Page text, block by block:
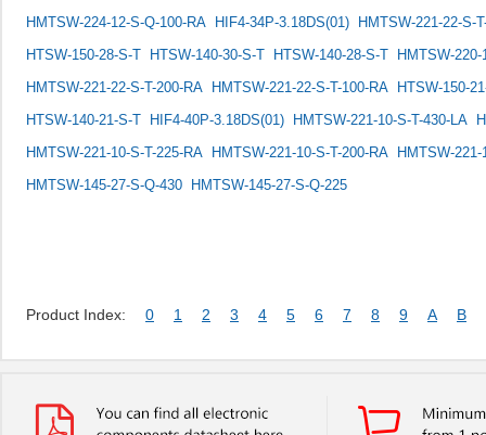
HMTSW-224-12-S-Q-100-RA
HIF4-34P-3.18DS(01)
HMTSW-221-22-S-
HTSW-150-28-S-T
HTSW-140-30-S-T HTSW-140-28-S-T
HMTSW-220-
HMTSW-221-22-S-T-200-RA
HMTSW-221-22-S-T-100-RA
HTSW-150-
HTSW-140-21-S-T
HIF4-40P-3.18DS(01) HMTSW-221-10-S-T-430-LA
HMTSW-221-10-S-T-225-RA
HMTSW-221-10-S-T-200-RA
HMTSW-
HMTSW-145-27-S-Q-430
HMTSW-145-27-S-Q-225
Product Index: 0 1 2 3 4 5 6 7 8 9 A B